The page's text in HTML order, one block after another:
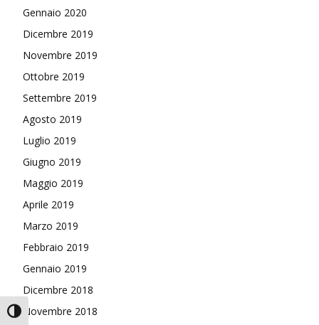
Attiva/disattiva alto contrasto
Gennaio 2020
Dicembre 2019
Novembre 2019
Ottobre 2019
Settembre 2019
Agosto 2019
Luglio 2019
Giugno 2019
Maggio 2019
Aprile 2019
Marzo 2019
Febbraio 2019
Gennaio 2019
Dicembre 2018
Novembre 2018